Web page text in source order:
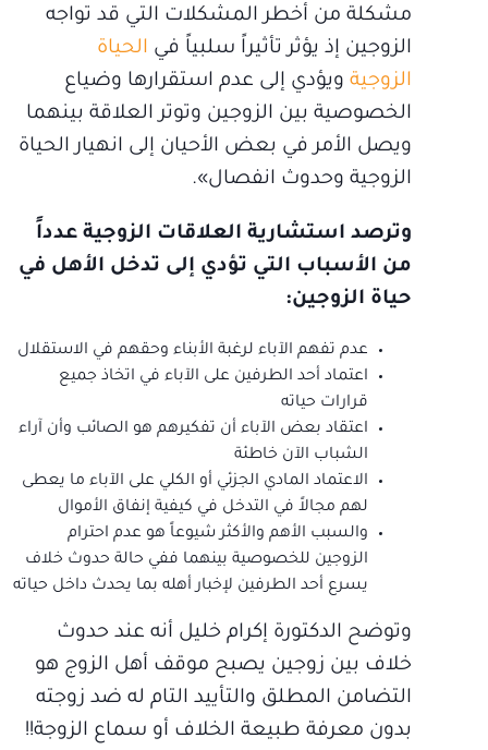
مشكلة من أخطر المشكلات التي قد تواجه
الزوجين إذ يؤثر تأثيراً سلبياً في الحياة
الزوجية ويؤدي إلى عدم استقرارها وضياع
الخصوصية بين الزوجين وتوتر العلاقة بينهما
ويصل الأمر في بعض الأحيان إلى انهيار الحياة
الزوجية وحدوث انفصال».
وترصد استشارية العلاقات الزوجية عدداً
من الأسباب التي تؤدي إلى تدخل الأهل في
حياة الزوجين:
عدم تفهم الآباء لرغبة الأبناء وحقهم في الاستقلال
اعتماد أحد الطرفين على الآباء في اتخاذ جميع
قرارات حياته
اعتقاد بعض الآباء أن تفكيرهم هو الصائب وأن آراء
الشباب الآن خاطئة
الاعتماد المادي الجزئي أو الكلي على الآباء ما يعطى
لهم مجالاً في التدخل في كيفية إنفاق الأموال
والسبب الأهم والأكثر شيوعاً هو عدم احترام
الزوجين للخصوصية بينهما ففي حالة حدوث خلاف
يسرع أحد الطرفين لإخبار أهله بما يحدث داخل حياته
وتوضح الدكتورة إكرام خليل أنه عند حدوث
خلاف بين زوجين يصبح موقف أهل الزوج هو
التضامن المطلق والتأييد التام له ضد زوجته
بدون معرفة طبيعة الخلاف أو سماع الزوجة!!